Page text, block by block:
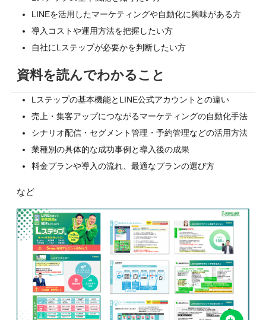
LINEを活用したマーケティングや自動化に興味がある方
導入コストや運用方法を把握したい方
自社にLステップが必要かを判断したい方
資料を読んでわかること
Lステップの基本機能とLINE公式アカウントとの違い
売上・集客アップにつながるマーケティングの自動化手法
シナリオ配信・セグメント管理・予約管理などの活用方法
業種別の具体的な成功事例と導入後の成果
料金プランや導入の流れ、最適なプランの選び方
など